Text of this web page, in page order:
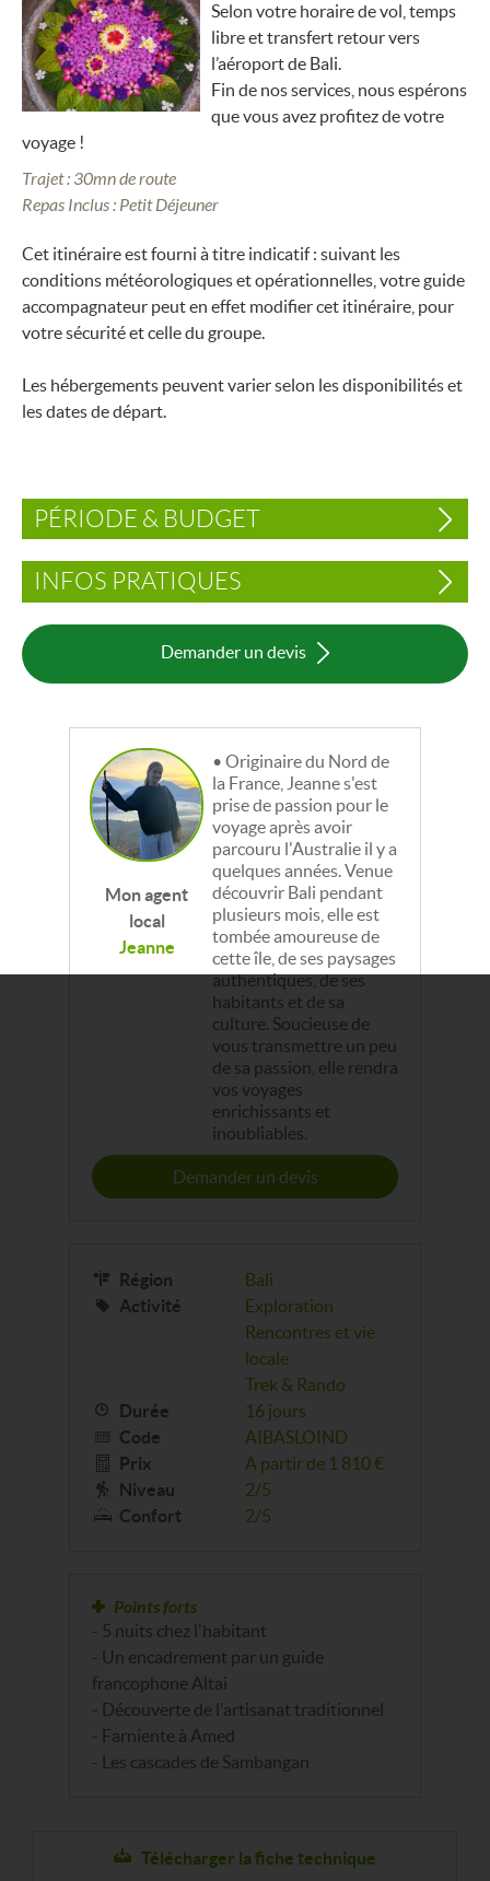
Selon votre horaire de vol, temps
libre et transfert retour vers
l’aéroport de Bali.
Fin de nos services, nous espérons
que vous avez profitez de votre
voyage !
Trajet : 30mn de route
Repas Inclus : Petit Déjeuner
Cet itinéraire est fourni à titre indicatif : suivant les
conditions météorologiques et opérationnelles, votre guide
accompagnateur peut en effet modifier cet itinéraire, pour
votre sécurité et celle du groupe.
Les hébergements peuvent varier selon les disponibilités et
les dates de départ.
PÉRIODE & BUDGET
INFOS PRATIQUES
Demander un devis
Mon agent
local
Jeanne
Originaire du Nord de
la France, Jeanne s'est
prise de passion pour le
voyage après avoir
parcouru l'Australie il y a
quelques années. Venue
découvrir Bali pendant
plusieurs mois, elle est
tombée amoureuse de
cette île, de ses paysages
authentiques, de ses
habitants et de sa
culture. Soucieuse de
vous transmettre un peu
de sa passion, elle rendra
vos voyages
enrichissants et
inoubliables.
Demander un devis
Région
Bali
Activité
Exploration
Rencontres et vie
locale
Trek & Rando
Durée
16 jours
Code
AIBASLOIND
Prix
A partir de 1 810 €
Niveau
2/5
Confort
2/5
Points forts
- 5 nuits chez l'habitant
- Un encadrement par un guide
francophone Altai
- Découverte de l'artisanat traditionnel
- Farniente à Amed
- Les cascades de Sambangan
Télécharger la fiche technique